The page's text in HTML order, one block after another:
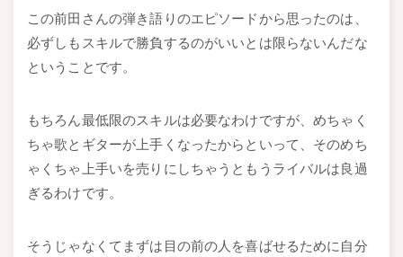
この前田さんの弾き語りのエピソードから思ったのは、
必ずしもスキルで勝負するのがいいとは限らないんだな
ということです。
もちろん最低限のスキルは必要なわけですが、めちゃく
ちゃ歌とギターが上手くなったからといって、そのめち
ゃくちゃ上手いを売りにしちゃうともうライバルは良過
ぎるわけです。
そうじゃなくてまずは目の前の人を喜ばせるために自分